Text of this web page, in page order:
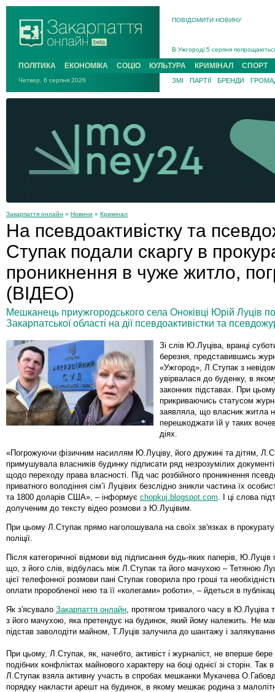
ПОВІДОМИТИ НОВИНУ
Інструктора районного ТЦК на
В Ужгороді 5 серпня
Підтвердили загибель
На війні з рф поліг військовий з
На Хустщині внаслідок ДТП за
Інструктора районного ТЦК на
ПОЛІТИКА ЕКОНОМІКА СОЦІО КУЛЬТУРА КРИМІНАЛ СПОРТ
Четвер, 6 серпня 2026 ЗМІ ПАРТІЇ БРЕНДИ
Закарпаття онлайн » Новини » Кримінал
На псевдоактивістку та
Ступак подали скаргу в
проникнення в чуже житло,
(ВІДЕО)
Мешканець приужгородського села Оноківці Юрій Луців
Закарпатської області на дії псевдоактивістки та
Зі слів Ю.Луціва, вранці
березня, представившись
«Ужгород», Л.Ступак з
увірвалася до буденку, в
законних підставах. При
прикриваючись статусом
заявляла, що власник житла
перешкоджати їй у таких
діях.
«Погрожуючи фізичним насиллям Ю.Луціву, його дружині та дітям,
примушувала власників будинку підписати ряд незрозумілих
щодо переходу права власності. Під час розбійного проникнення
приватного володіння сім’ї Луцівих безслідно зникли частина їх
та 1800 доларів США», – інформує chopkuj.blogspot.com . І ці слова
долученим до тексту відео розмови з Ю.Луцівим.
При цьому Л.Ступак прямо наголошувала на своїх зв'язках в
поліції.
Після категоричної відмови від підписання будь-яких паперів,
що, з його слів, відбулась між Л.Ступак та його мачухою – Тетяною
цієї телефонної розмови пані Ступак говорила про гроші та
оплати проробленої нею та її «колегами» роботи», – йдеться в
Як з'ясувало Закарпаття онлайн , протягом тривалого часу в Ю.Луціва
з його мачухою, яка претендує на будинок, який йому належить. Не
підстав заволодіти майном, Т.Луців залучила до шантажу і
При цьому, Л.Ступак, як, начебто, активіст і журналіст, не вперше бере
подібних конфліктах майнового характеру на боці однієї зі сторін. Так
Л.Ступак взяла активну участь в спробах мешканки Мукачева
порядку накласти арешт на будинок, в якому мешкає родина з